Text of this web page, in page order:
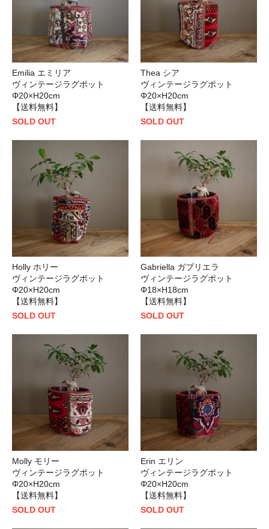
Emilia エミリア
ヴィンテージラグポット
Φ20×H20cm
【送料無料】
SOLD OUT
Thea シア
ヴィンテージラグポット
Φ20×H20cm
【送料無料】
SOLD OUT
Holly ホリー
ヴィンテージラグポット
Φ20×H20cm
【送料無料】
SOLD OUT
Gabriella ガブリエラ
ヴィンテージラグポット
Φ18×H18cm
【送料無料】
SOLD OUT
Molly モリー
ヴィンテージラグポット
Φ20×H20cm
【送料無料】
SOLD OUT
Erin エリン
ヴィンテージラグポット
Φ20×H20cm
【送料無料】
SOLD OUT